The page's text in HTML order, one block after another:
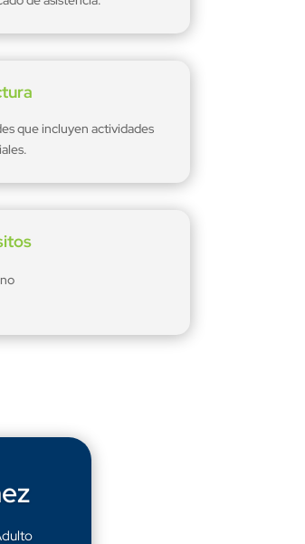
que incluyen actividades